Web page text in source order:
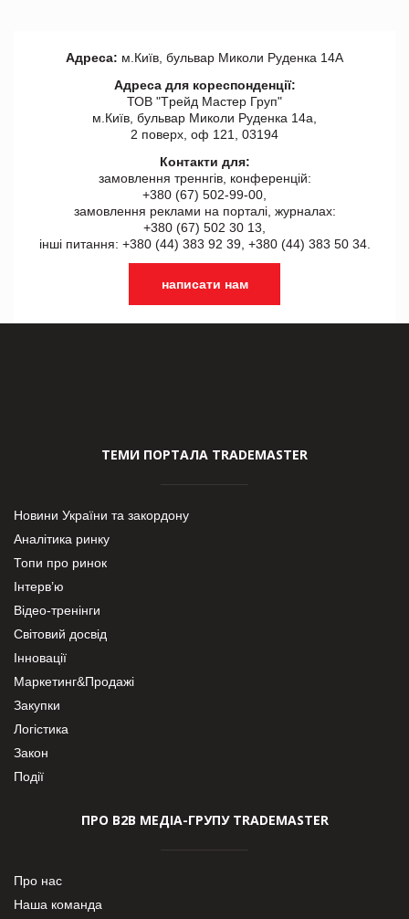
Адреса: м.Київ, бульвар Миколи Руденка 14А
Адреса для кореспонденції:
ТОВ "Tрейд Мастер Груп"
м.Київ, бульвар Миколи Руденка 14а,
2 поверх, оф 121, 03194
Контакти для:
замовлення треннгів, конференцій:
+380 (67) 502-99-00,
замовлення реклами на порталі, журналах:
+380 (67) 502 30 13,
інші питання: +380 (44) 383 92 39, +380 (44) 383 50 34.
написати нам
ТЕМИ ПОРТАЛА TRADEMASTER
Новини України та закордону
Аналітика ринку
Топи про ринок
Інтерв’ю
Відео-тренінги
Світовий досвід
Інновації
Маркетинг&Продажі
Закупки
Логістика
Закон
Події
ПРО В2В МЕДІА-ГРУПУ TRADEMASTER
Про нас
Наша команда